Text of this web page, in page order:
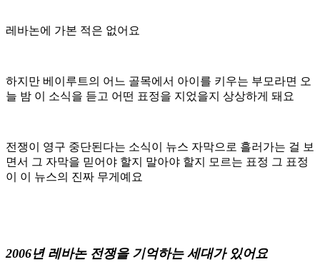
레바논에 가본 적은 없어요
하지만 베이루트의 어느 골목에서 아이를 키우는 부모라면 오
늘 밤 이 소식을 듣고 어떤 표정을 지었을지 상상하게 돼요
전쟁이 영구 중단된다는 소식이 뉴스 자막으로 흘러가는 걸 보
면서 그 자막을 믿어야 할지 말아야 할지 모르는 표정 그 표정
이 이 뉴스의 진짜 무게예요
2006년 레바논 전쟁을 기억하는 세대가 있어요